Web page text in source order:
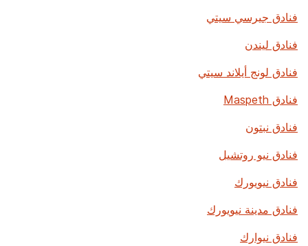
فنادق جيرسي سيتي
فنادق ليندن
فنادق لونج أيلاند سيتي
فنادق Maspeth
فنادق نبتون
فنادق نيو روتشيل
فنادق نيويورك
فنادق مدينة نيويورك
فنادق نيوارك